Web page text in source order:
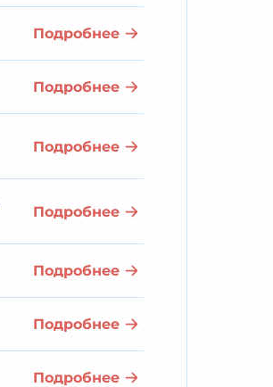
Подробнее
Подробнее
Подробнее
Подробнее
Подробнее
Подробнее
Подробнее